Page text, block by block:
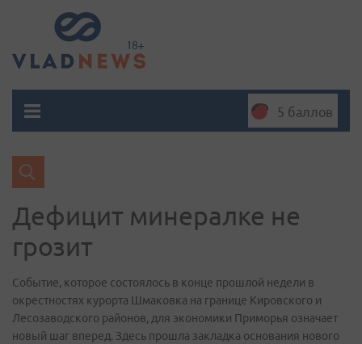
5 баллов
Дефицит минералке не
грозит
Событие, которое состоялось в конце прошлой недели в
окрестностях курорта Шмаковка на границе Кировского и
Лесозаводского районов, для экономики Приморья означает
новый шаг вперед. Здесь прошла закладка основания нового